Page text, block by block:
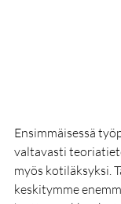
Ensimmäisessä
valtavasti
myös kotiläksyksi.
keskitymme